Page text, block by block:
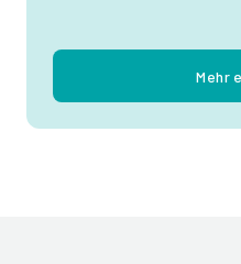
Mehr